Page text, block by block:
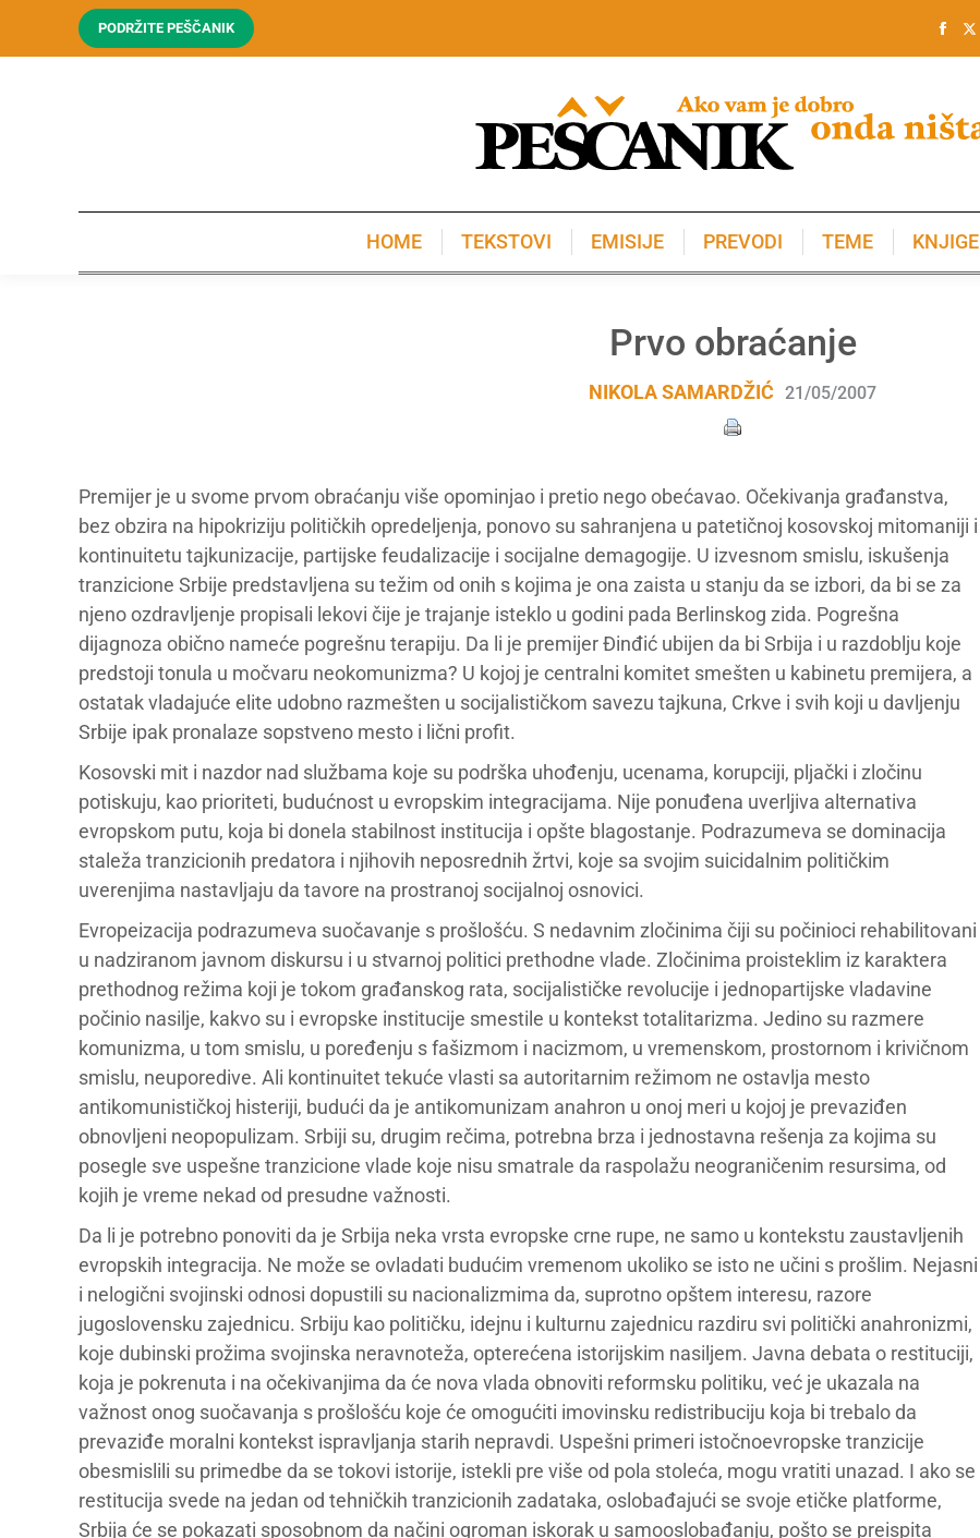
PODRŽITE PEŠČANIK
HOME TEKSTOVI EMISIJE PREVODI TEME KNJIGE
Prvo obraćanje
NIKOLA SAMARDŽIĆ 21/05/2007
Premijer je u svome prvom obraćanju više opominjao i pretio nego obećavao. Očekivanja građanstva,
bez obzira na hipokriziju političkih opredeljenja, ponovo su sahranjena u patetičnoj kosovskoj mitomaniji i
kontinuitetu tajkunizacije, partijske feudalizacije i socijalne demagogije. U izvesnom smislu, iskušenja
tranzicione Srbije predstavljena su težim od onih s kojima je ona zaista u stanju da se izbori, da bi se za
njeno ozdravljenje propisali lekovi čije je trajanje isteklo u godini pada Berlinskog zida. Pogrešna
dijagnoza obično nameće pogrešnu terapiju. Da li je premijer Đinđić ubijen da bi Srbija i u razdoblju koje
predstoji tonula u močvaru neokomunizma? U kojoj je centralni komitet smešten u kabinetu premijera, a
ostatak vladajuće elite udobno razmešten u socijalističkom savezu tajkuna, Crkve i svih koji u davljenju
Srbije ipak pronalaze sopstveno mesto i lični profit.
Kosovski mit i nazdor nad službama koje su podrška uhođenju, ucenama, korupciji, pljački i zločinu
potiskuju, kao prioriteti, budućnost u evropskim integracijama. Nije ponuđena uverljiva alternativa
evropskom putu, koja bi donela stabilnost institucija i opšte blagostanje. Podrazumeva se dominacija
staleža tranzicionih predatora i njihovih neposrednih žrtvi, koje sa svojim suicidalnim političkim
uverenjima nastavljaju da tavore na prostranoj socijalnoj osnovici.
Evropeizacija podrazumeva suočavanje s prošlošću. S nedavnim zločinima čiji su počinioci rehabilitovani
u nadziranom javnom diskursu i u stvarnoj politici prethodne vlade. Zločinima proisteklim iz karaktera
prethodnog režima koji je tokom građanskog rata, socijalističke revolucije i jednopartijske vladavine
počinio nasilje, kakvo su i evropske institucije smestile u kontekst totalitarizma. Jedino su razmere
komunizma, u tom smislu, u poređenju s fašizmom i nacizmom, u vremenskom, prostornom i krivičnom
smislu, neuporedive. Ali kontinuitet tekuće vlasti sa autoritarnim režimom ne ostavlja mesto
antikomunističkoj histeriji, budući da je antikomunizam anahron u onoj meri u kojoj je prevaziđen
obnovljeni neopopulizam. Srbiji su, drugim rečima, potrebna brza i jednostavna rešenja za kojima su
posegle sve uspešne tranzicione vlade koje nisu smatrale da raspolažu neograničenim resursima, od
kojih je vreme nekad od presudne važnosti.
Da li je potrebno ponoviti da je Srbija neka vrsta evropske crne rupe, ne samo u kontekstu zaustavljenih
evropskih integracija. Ne može se ovladati budućim vremenom ukoliko se isto ne učini s prošlim. Nejasni
i nelogični svojinski odnosi dopustili su nacionalizmima da, suprotno opštem interesu, razore
jugoslovensku zajednicu. Srbiju kao političku, idejnu i kulturnu zajednicu razdiru svi politički anahronizmi,
koje dubinski prožima svojinska neravnoteža, opterećena istorijskim nasiljem. Javna debata o restituciji,
koja je pokrenuta i na očekivanjima da će nova vlada obnoviti reformsku politiku, već je ukazala na
važnost onog suočavanja s prošlošću koje će omogućiti imovinsku redistribuciju koja bi trebalo da
prevaziđe moralni kontekst ispravljanja starih nepravdi. Uspešni primeri istočnoevropske tranzicije
obesmislili su primedbe da se tokovi istorije, istekli pre više od pola stoleća, mogu vratiti unazad. I ako se
restitucija svede na jedan od tehničkih tranzicionih zadataka, oslobađajući se svoje etičke platforme,
Srbija će se pokazati sposobnom da načini ogroman iskorak u samooslobađanju, pošto se preispita
KNJIGE